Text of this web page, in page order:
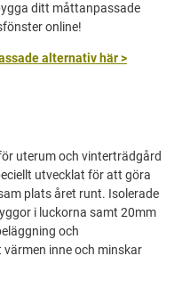
ditt måttanpassade
online!
alternativ här >
uterum och vinterträdgård
utvecklat för att göra
plats året runt. Isolerade
i luckorna samt 20mm
och
inne och minskar